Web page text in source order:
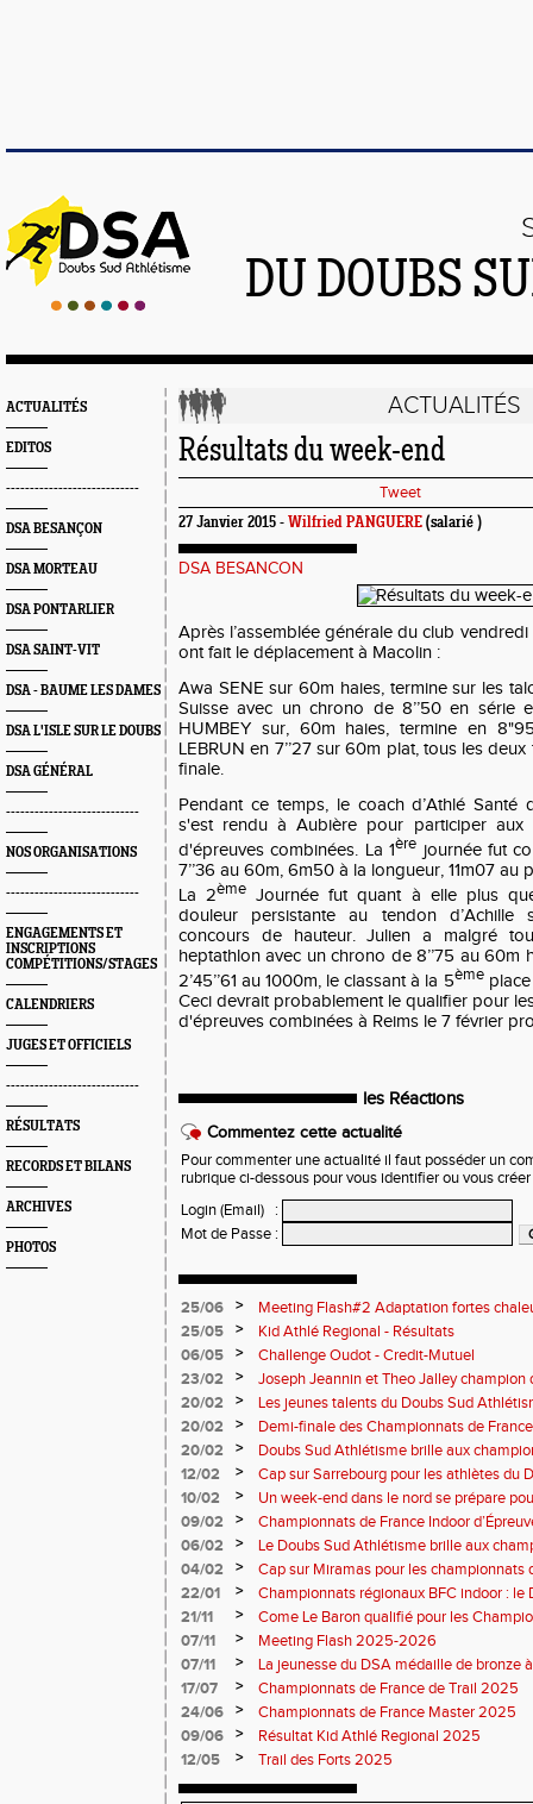
DU DOUBS
ACTUALITÉS
EDITOS
----------------------------
DSA BESANÇON
DSA MORTEAU
DSA PONTARLIER
DSA SAINT-VIT
DSA - BAUME LES DAMES
DSA L'ISLE SUR LE DOUBS
DSA GÉNÉRAL
----------------------------
NOS ORGANISATIONS
----------------------------
ENGAGEMENTS ET
INSCRIPTIONS
COMPÉTITIONS/STAGES
CALENDRIERS
JUGES ET OFFICIELS
----------------------------
RÉSULTATS
RECORDS ET BILANS
ARCHIVES
PHOTOS
ACTUALITÉS
Résultats du week-end
Tweet
27 Janvier 2015 - Wilfried PANGUERE (salarié )
DSA BESANCON
Après l’assemblée générale du club
ont fait le déplacement à Macolin :
Awa SENE sur 60m haies, termine sur les
Suisse avec un chrono de 8’’50 en série
HUMBEY sur, 60m haies, termine en
LEBRUN en 7’’27 sur 60m plat, tous les
finale.
Pendant ce temps, le coach d’Athlé Santé
s'est rendu à Aubière pour participer aux
d'épreuves combinées. La 1ère journée fut
7’’36 au 60m, 6m50 à la longueur, 11m07 au
La 2ème Journée fut quant à elle plus
douleur persistante au tendon d’Achille
concours de hauteur. Julien a malgré
heptathlon avec un chrono de 8’’75 au 60m
2’45’’61 au 1000m, le classant à la 5èmeplace
Ceci devrait probablement le qualifier pour
d'épreuves combinées à Reims le 7 février
les Réactions
Commentez cette actualité
Pour commenter une actualité il faut posséder un
rubrique ci-dessous pour vous identifier ou vous
Login (Email)
:
Mot de Passe :
25/06 >
Meeting Flash#2 Adaptation fortes
25/05
>
Kid Athlé Regional - Résultats
06/05
>
Challenge Oudot - Credit-Mutuel
23/02
>
Joseph Jeannin et Theo Jalley champion
DSA en grande forme pour le Jour-J
20/02 >
Les jeunes talents du Doubs Sud
championnats de France
20/02 >
Demi-finale des Championnats de
Sud Athlétisme à Sarrebourg
20/02 >
Doubs Sud Athlétisme brille aux
Nationaux et masters en salle
12/02 >
Cap sur Sarrebourg pour les athlètes du
10/02
>
Un week-end dans le nord se prépare
09/02
>
Championnats de France Indoor
Marche
06/02 >
Le Doubs Sud Athlétisme brille aux
cross à Vesoul
04/02 >
Cap sur Miramas pour les championnats
Athlétisme bien représenté
22/01 >
Championnats régionaux BFC indoor : le
brille sur tous les fronts
21/11 >
Come Le Baron qualifié pour les
07/11
>
Meeting Flash 2025-2026
07/11
>
La jeunesse du DSA médaille de bronze
17/07
>
Championnats de France de Trail 2025
24/06
>
Championnats de France Master 2025
09/06
>
Résultat Kid Athlé Regional 2025
12/05
> Trail des Forts 2025